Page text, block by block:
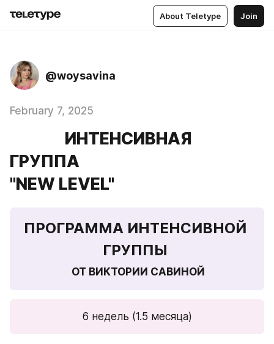
About Teletype Join
@woysavina
February 7, 2025
ИНТЕНСИВНАЯ
ГРУППА
"NEW LEVEL"
ПРОГРАММА ИНТЕНСИВНОЙ
ГРУППЫ
ОТ ВИКТОРИИ САВИНОЙ
6 недель (1.5 месяца)